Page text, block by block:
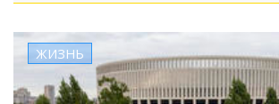
ЖИЗНЬ